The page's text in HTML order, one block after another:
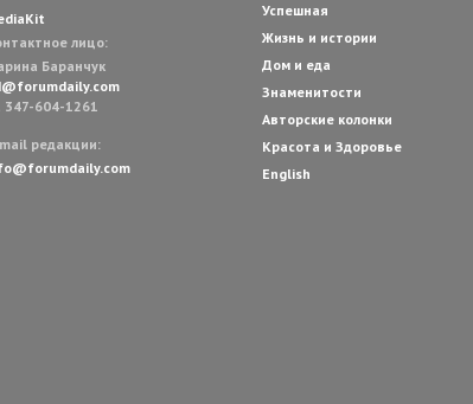
лицо:
Баранчук
347-604-1261
редакции:
Успешная
Жизнь и истории
Дом и еда
Знаменитости
Авторские колонки
Красота и Здоровье
English